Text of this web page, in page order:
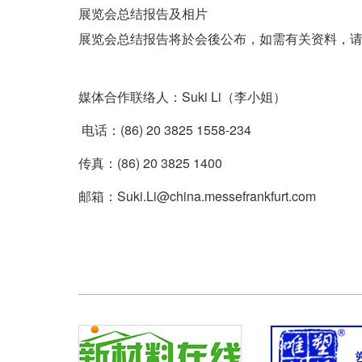
展览会总结报告及相片
媒体合作联络人：Suki Li（李小姐）
电话：(86) 20 3825 1558-234
邮箱：Suki.Li@china.messefrankfurt.com